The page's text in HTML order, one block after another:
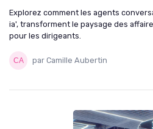
Explorez comment les agents
ia', transforment le paysage des
pour les dirigeants.
par Camille Aubertin